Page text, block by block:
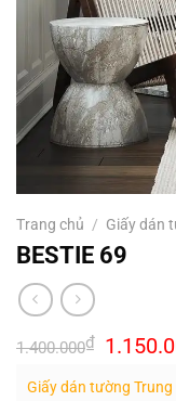
Trang chủ / Giấy dán
BESTIE 69
1.400.000₫ Giá
gốc
Giấy dán tường Trung